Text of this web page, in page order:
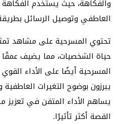
والفكاهة، حيث يستخدم الفكاهة
العاطفي وتوصيل الرسائل بطريقة
تحتوي المسرحية على مشاهد
حياة الشخصيات، مما يضيف عمقًا
المسرحية أيضًا على الأداء
يبرزون بوضوح التغيرات
يساهم الأداء المتقن في
القصة أكثر تأثيرًا.